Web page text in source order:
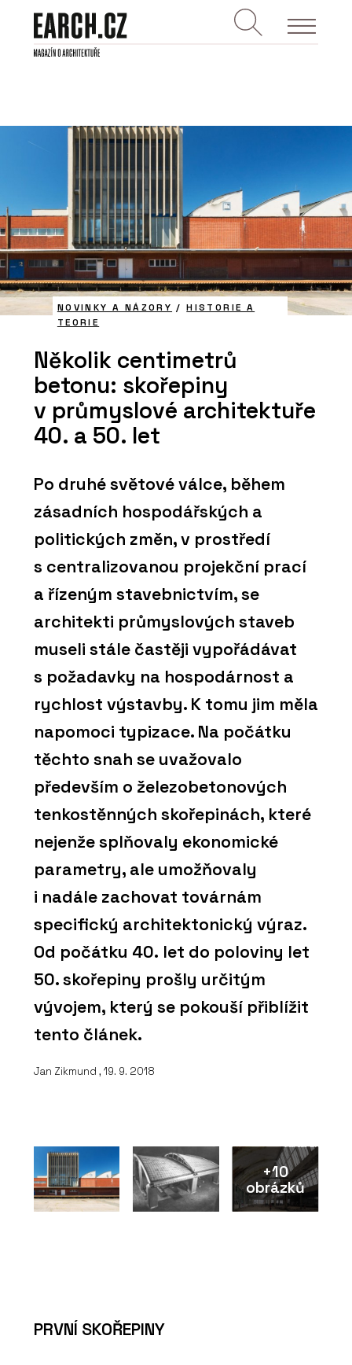
NOVINKY A NÁZORY /HISTORIE A
TEORIE
Několik centimetrů
betonu: skořepiny
v průmyslové architektuře
40. a 50. let
Po druhé světové válce, během
zásadních hospodářských a
politických změn, v prostředí
s centralizovanou projekční prací
a řízeným stavebnictvím, se
architekti průmyslových staveb
museli stále častěji vypořádávat
s požadavky na hospodárnost a
rychlost výstavby. K tomu jim měla
napomoci typizace. Na počátku
těchto snah se uvažovalo
především o železobetonových
tenkostěnných skořepinách, které
nejenže splňovaly ekonomické
parametry, ale umožňovaly
i nadále zachovat továrnám
specifický architektonický výraz.
Od počátku 40. let do poloviny let
50. skořepiny prošly určitým
vývojem, který se pokouší přiblížit
tento článek.
Jan Zikmund , 19. 9. 2018
+10
obrázků
PRVNÍ SKOŘEPINY